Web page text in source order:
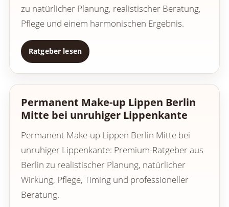
zu natürlicher Planung, realistischer Beratung,
Pflege und einem harmonischen Ergebnis.
Ratgeber lesen
Permanent Make-up Lippen Berlin
Mitte bei unruhiger Lippenkante
Permanent Make-up Lippen Berlin Mitte bei
unruhiger Lippenkante: Premium-Ratgeber aus
Berlin zu realistischer Planung, natürlicher
Wirkung, Pflege, Timing und professioneller
Beratung.